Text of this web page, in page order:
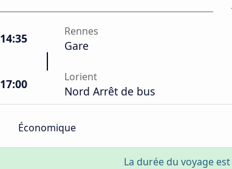
14:35 Rennes
Gare
17:00 Lorient
Nord Arrêt de bus
Économique
La durée du voyage